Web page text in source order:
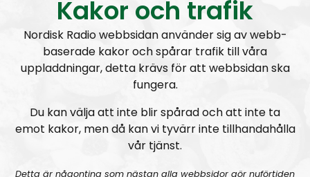
medarbeidere er Kim Larsen, Anette Borch, samt
Tommy Olsen, sjef for Den nordiske
motstandsbevegelsen i Norge.
E-post:
holdfanenhoyt@motstandsbevegelsen.org
Hold Fanen Høyt! #72 – Intervju med Marcus Hansson
Kakor och trafik
Nordisk Radio webbsidan använder sig av webb-
baserade kakor och spårar trafik till våra
uppladdningar, detta krävs för att webbsidan ska
fungera.
Du kan välja att inte blir spårad och att inte ta
emot kakor, men då kan vi tyvärr inte tillhandahålla
vår tjänst.
Detta är någonting som nästan alla webbsidor gör nuförtiden